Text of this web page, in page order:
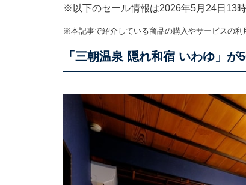
※以下のセール情報は2026年5月24日13
※本記事で紹介している商品の購入やサービスの利
「三朝温泉 隠れ和宿 いわゆ」が